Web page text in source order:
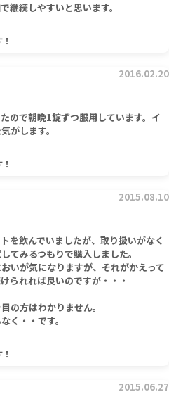
継続しやすいと思います。
2016.02.20
ので朝晩1錠ずつ服用しています。イ
がします。
2015.08.10
を飲んでいましたが、取り扱いがなく
てみるつもりで購入しました。
いが気になりますが、それがかえって
られれば良いのですが・・・
の方はわかりません。
く・・です。
2015.06.27